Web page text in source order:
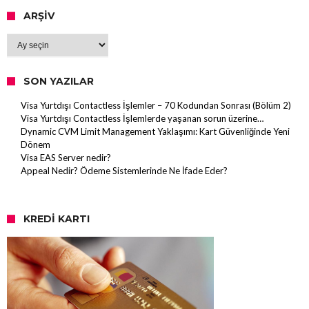
ARŞIV
SON YAZILAR
Visa Yurtdışı Contactless İşlemler – 70 Kodundan Sonrası (Bölüm 2)
Visa Yurtdışı Contactless İşlemlerde yaşanan sorun üzerine…
Dynamic CVM Limit Management Yaklaşımı: Kart Güvenliğinde Yeni
Dönem
Visa EAS Server nedir?
Appeal Nedir? Ödeme Sistemlerinde Ne İfade Eder?
KREDI KARTI